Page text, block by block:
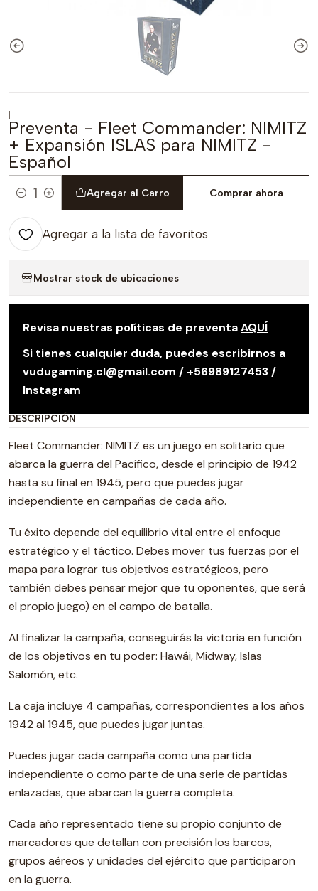
|
Preventa - Fleet Commander: NIMITZ
+ Expansión ISLAS para NIMITZ -
Español
Cantidad
Agregar al Carro Comprar ahora
Agregar a la lista de favoritos
Mostrar stock de ubicaciones
Revisa nuestras políticas de preventaAQUÍ
Si tienes cualquier duda, puedes escribirnos a
vudugaming.cl@gmail.com / +56989127453 /
Instagram
DESCRIPCIÓN
Fleet Commander: NIMITZ es un juego en solitario que
abarca la guerra del Pacífico, desde el principio de 1942
hasta su final en 1945, pero que puedes jugar
independiente en campañas de cada año.
Tu éxito depende del equilibrio vital entre el enfoque
estratégico y el táctico. Debes mover tus fuerzas por el
mapa para lograr tus objetivos estratégicos, pero
también debes pensar mejor que tu oponentes, que será
el propio juego) en el campo de batalla.
Al finalizar la campaña, conseguirás la victoria en función
de los objetivos en tu poder: Hawái, Midway, Islas
Salomón, etc.
La caja incluye 4 campañas, correspondientes a los años
1942 al 1945, que puedes jugar juntas.
Puedes jugar cada campaña como una partida
independiente o como parte de una serie de partidas
enlazadas, que abarcan la guerra completa.
Cada año representado tiene su propio conjunto de
marcadores que detallan con precisión los barcos,
grupos aéreos y unidades del ejército que participaron
en la guerra.